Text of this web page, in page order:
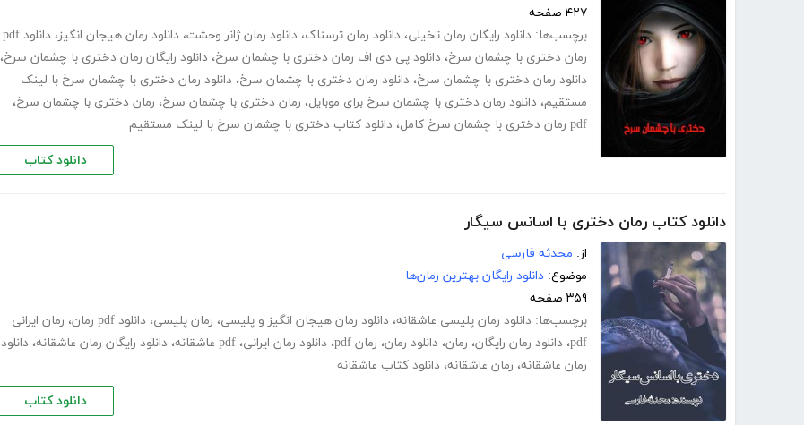
۴۲۷ صفحه
برچسب‌ها: دانلود رایگان رمان تخیلی، دانلود رمان ترسناک، دانلود رمان ژانر وحشت، دانلود رمان هیجان انگیز،
دانلود pdf
رمان دختری با چشمان سرخ، دانلود پی دی اف رمان دختری با چشمان سرخ، دانلود رایگان رمان دختری با چشمان سرخ،
دانلود رمان دختری با چشمان سرخ، دانلود رمان دختری با چشمان سرخ، دانلود رمان دختری با چشمان سرخ با لینک
مستقیم، دانلود رمان دختری با چشمان سرخ برای موبایل، رمان دختری با چشمان سرخ، رمان دختری با چشمان سرخ،
pdf رمان دختری با چشمان سرخ کامل
، دانلود کتاب دختری با چشمان سرخ با لینک مستقیم
دانلود کتاب
دانلود کتاب رمان دختری با اسانس سیگار
از: محدثه فارسی
موضوع: دانلود رایگان بهترین رمان‌ها
۳۵۹ صفحه
برچسب‌ها: دانلود رمان پلیسی عاشقانه، دانلود رمان هیجان انگیز و پلیسی، رمان پلیسی، دانلود pdf رمان ، رمان ایرانی
pdf، دانلود رمان رایگان، رمان، دانلود رمان، رمان pdf ، دانلود رمان ایرانی، pdf عاشقانه ، دانلود رایگان رمان عاشقانه، دانلود
رمان عاشقانه، رمان عاشقانه، دانلود کتاب عاشقانه
دانلود کتاب